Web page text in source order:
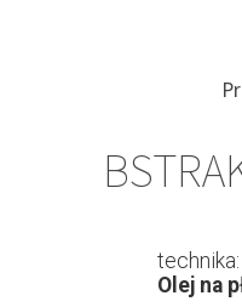
technika:
Olej na